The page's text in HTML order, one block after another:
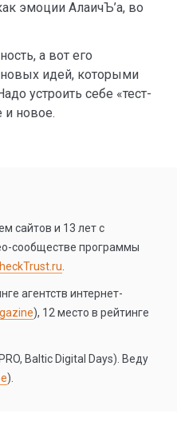
эмоции АлаичЪ’а, во
а вот его
новых идей, которыми
устроить себе «тест-
и новое.
сайтов и 13 лет с
сообществе программы
агентств интернет-
), 12 место в рейтинге
Baltic Digital Days). Веду
).